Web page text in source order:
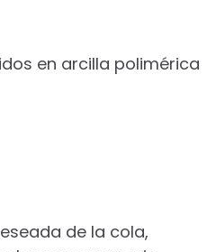
en arcilla polimérica
de la cola,